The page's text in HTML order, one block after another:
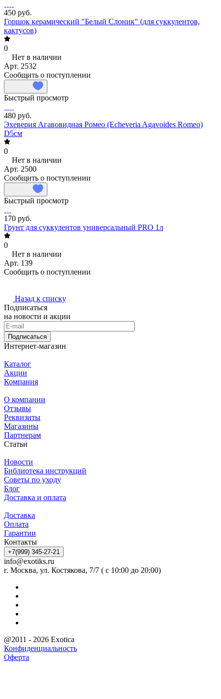
450 руб.
Горшок керамический "Белый Слоник" (для суккулентов,
кактусов)
0
Нет в наличии
Арт. 2532
Сообщить о поступлении
Быстрый просмотр
480 руб.
Эхеверия Агавовидная Ромео (Echeveria Agavoides Romeo)
D5см
0
Нет в наличии
Арт. 2500
Сообщить о поступлении
Быстрый просмотр
170 руб.
Грунт для суккулентов универсальный PRO 1л
0
Нет в наличии
Арт. 139
Сообщить о поступлении
Назад к списку
Подписаться
на новости и акции
Подписаться
Интернет-магазин
Каталог
Акции
Компания
О компании
Отзывы
Реквизиты
Магазины
Партнерам
Статьи
Новости
Библиотека инструкций
Советы по уходу
Блог
Доставка и оплата
Доставка
Оплата
Гарантии
Контакты
+7(999) 345-27-21
info@exotiks.ru
г. Москва, ул. Костякова, 7/7 ( с 10:00 до 20:00)
@2011 - 2026 Exotica
Конфиденциальность
Оферта